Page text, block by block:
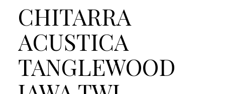
CHITARRA
ACUSTICA
TANGLEWOOD